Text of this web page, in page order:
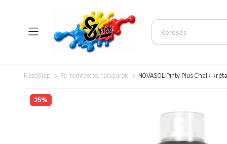
Kezdőlap Fa-fémfestés, falazúrok NOVASOL Pinty Plus Chalk
25%